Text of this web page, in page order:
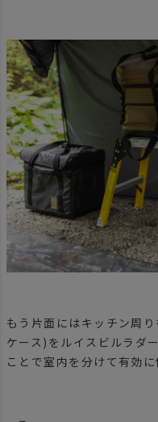
もう片面にはキッチン周
ケース)をルイスビルラダ
ことで室内を分けて有効に